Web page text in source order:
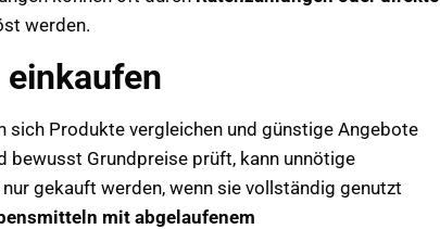
werden.
sich Produkte vergleichen und günstige Angebote
bewusst Grundpreise prüft, kann unnötige
gekauft werden, wenn sie vollständig genutzt
mit abgelaufenem